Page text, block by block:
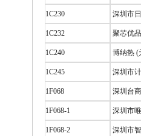
1C230 深圳市
1C232 聚芯优
1C240 博纳热 (
1C245 深圳市
1F068 深圳台
1F068-1 深圳市
1F068-2 深圳市